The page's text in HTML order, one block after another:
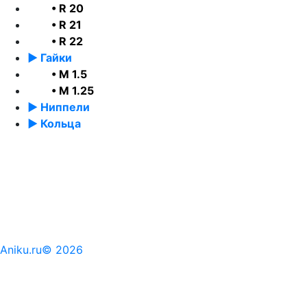
• R 20
• R 21
• R 22
► Гайки
• М 1.5
• М 1.25
► Ниппели
► Кольца
Aniku.ru© 2026